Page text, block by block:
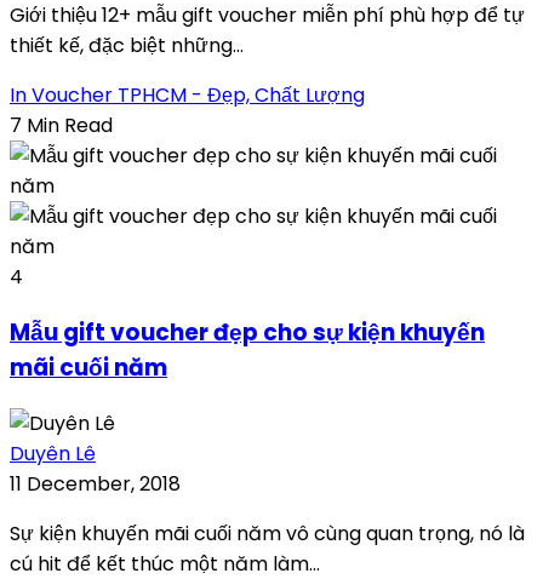
Giới thiệu 12+ mẫu gift voucher miễn phí phù hợp để tự
thiết kế, đặc biệt những...
In Voucher TPHCM - Đẹp, Chất Lượng
7 Min Read
4
Mẫu gift voucher đẹp cho sự kiện khuyến
mãi cuối năm
Duyên Lê
11 December, 2018
Sự kiện khuyến mãi cuối năm vô cùng quan trọng, nó là
cú hit để kết thúc một năm làm...